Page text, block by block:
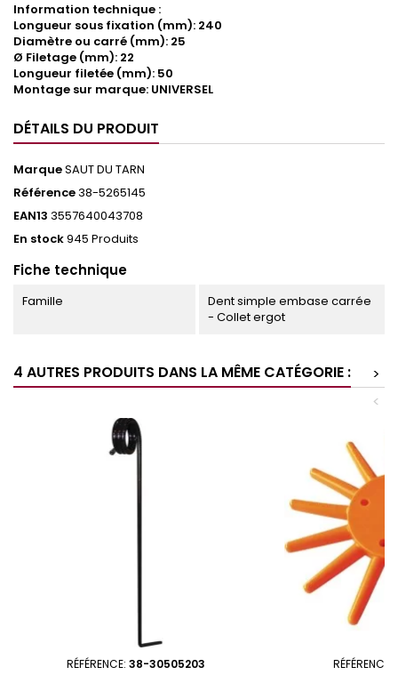
Information technique :
Longueur sous fixation (mm): 240
Diamètre ou carré (mm): 25
Ø Filetage (mm): 22
Longueur filetée (mm): 50
Montage sur marque: UNIVERSEL
DÉTAILS DU PRODUIT
MarqueSAUT DU TARN
Référence38-5265145
EAN13 3557640043708
En stock945 Produits
Fiche technique
Famille
Dent simple embase carrée
- Collet ergot
4 AUTRES PRODUITS DANS LA MÊME CATÉGORIE :
>
<
RÉFÉRENCE: 38-30505203 RÉFÉRENCE: